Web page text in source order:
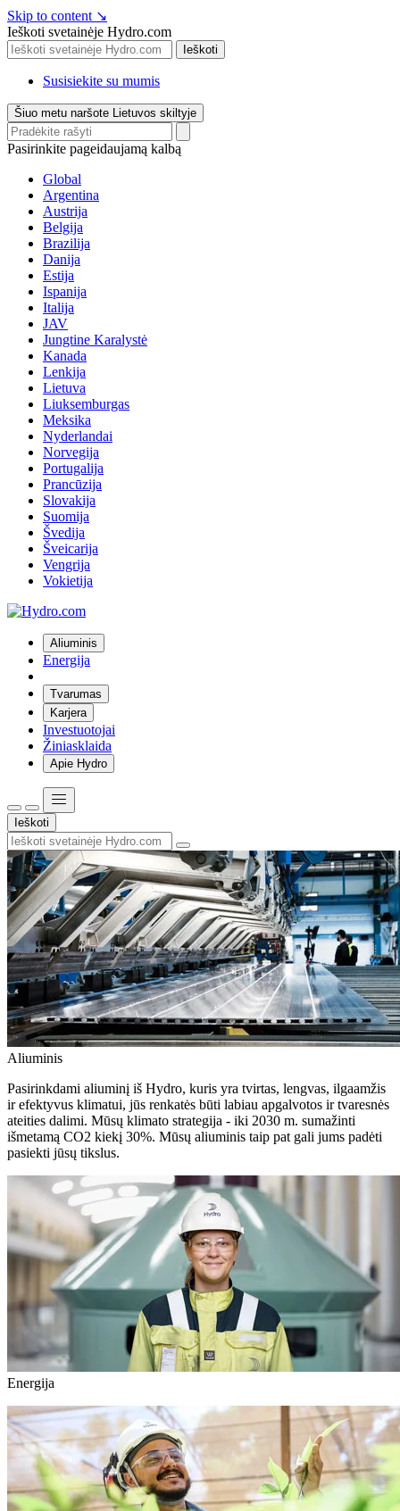
Skip to content ↘
Ieškoti svetainėje Hydro.com
Ieškoti
Susisiekite su mumis
Šiuo metu naršote Lietuvos skiltyje
Pasirinkite pageidaujamą kalbą
Global
Argentina
Austrija
Belgija
Brazilija
Danija
Estija
Ispanija
Italija
JAV
Jungtine Karalystė
Kanada
Lenkija
Lietuva
Liuksemburgas
Meksika
Nyderlandai
Norvegija
Portugalija
Prancūzija
Slovakija
Suomija
Švedija
Šveicarija
Vengrija
Vokietija
Aliuminis
Energija
Tvarumas
Karjera
Investuotojai
Žiniasklaida
Apie Hydro
Ieškoti
Aliuminis
Pasirinkdami aliuminį iš Hydro, kuris yra tvirtas, lengvas, ilgaamžis
ir efektyvus klimatui, jūs renkatės būti labiau apgalvotos ir tvaresnės
ateities dalimi. Mūsų klimato strategija - iki 2030 m. sumažinti
išmetamą CO2 kiekį 30%. Mūsų aliuminis taip pat gali jums padėti
pasiekti jūsų tikslus.
Energija